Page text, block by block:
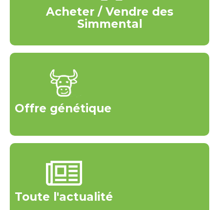
Acheter / Vendre des
Simmental
Offre génétique
Toute l'actualité